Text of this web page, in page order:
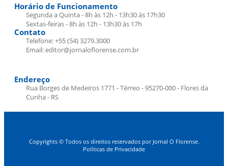
Horário de Funcionamento
Segunda a Quinta - 8h às 12h - 13h30 às 17h30
Sextas-feiras - 8h às 12h - 13h30 às 17h
Contato
Telefone: +55 (54) 3279.3000
Email: editor@jornaloflorense.com.br
Endereço
Rua Borges de Medeiros 1771 - Térreo - 95270-000 - Flores da
Cunha - RS
Copyrights © Todos os direitos reservados por Jornal O Florense.
Políticas de Privacidade